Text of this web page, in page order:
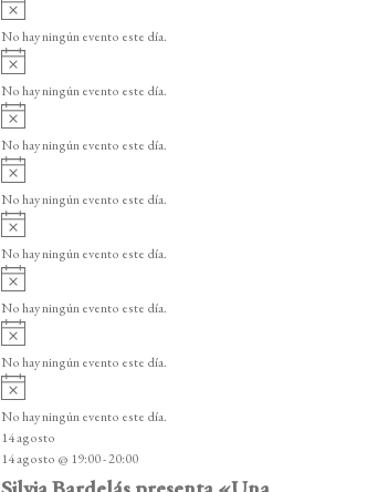
o
v
i
o
No hay ningún evento este día.
v
i
o
No hay ningún evento este día.
v
i
o
No hay ningún evento este día.
v
i
o
No hay ningún evento este día.
v
i
o
No hay ningún evento este día.
v
i
o
No hay ningún evento este día.
v
i
o
No hay ningún evento este día.
v
i
s
o
No hay ningún evento este día.
14 agosto
14 agosto @ 19:00-20:00